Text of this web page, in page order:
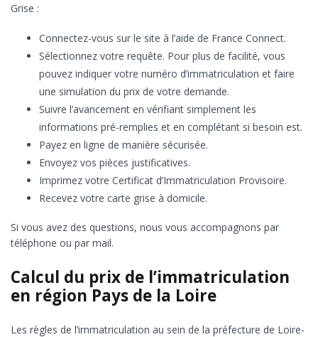
Grise :
Connectez-vous sur le site à l’aide de France Connect.
Sélectionnez votre requête. Pour plus de facilité, vous
pouvez indiquer votre numéro d’immatriculation et faire
une simulation du prix de votre demande.
Suivre l’avancement en vérifiant simplement les
informations pré-remplies et en complétant si besoin est.
Payez en ligne de manière sécurisée.
Envoyez vos pièces justificatives.
Imprimez votre Certificat d’Immatriculation Provisoire.
Recevez votre carte grise à domicile.
Si vous avez des questions, nous vous accompagnons par
téléphone ou par mail.
Calcul du prix de l’immatriculation
en région Pays de la Loire
Les règles de l’immatriculation au sein de la préfecture de Loire-